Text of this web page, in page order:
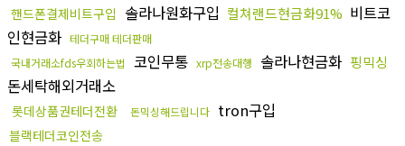
핸드폰결제비트구입 솔라나원화구입 컬쳐랜드현금화91% 비트코
인현금화 테더구매 테더판매
국내거래소fds우회하는법
코인무통 xrp전송대행 솔라나현금화 핑믹싱
돈세탁해외거래소
롯데상품권테더전환 돈믹싱해드립니다 tron구입
블랙테더코인전송